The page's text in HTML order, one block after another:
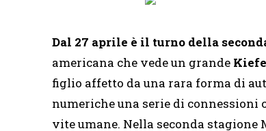
Dal 27 aprile è il turno della
americana che vede un grande
figlio affetto da una rara forma di
numeriche una serie di connessioni
vite umane. Nella seconda